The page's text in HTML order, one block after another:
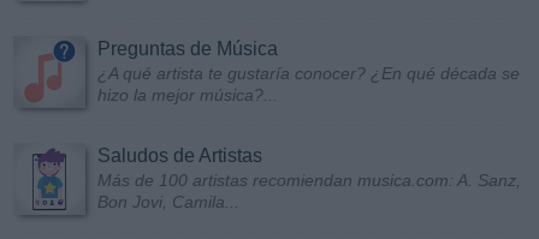
Preguntas de Música
¿A qué artista te gustaría conocer? ¿En qué década se
hizo la mejor música?...
Saludos de Artistas
Más de 100 artistas recomiendan musica.com: A. Sanz,
Bon Jovi, Camila...